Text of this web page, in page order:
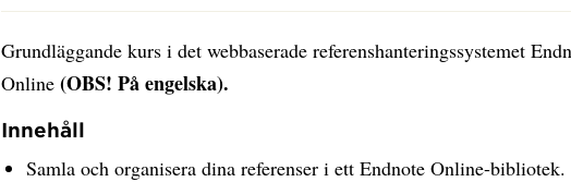
Grundläggande kurs i det webbaserade referenshanteringssystemet
Online(OBS! På engelska).
Innehåll
Samla och organisera dina referenser i ett Endnote Online-bibliotek.